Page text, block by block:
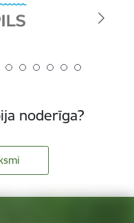
noderīga?